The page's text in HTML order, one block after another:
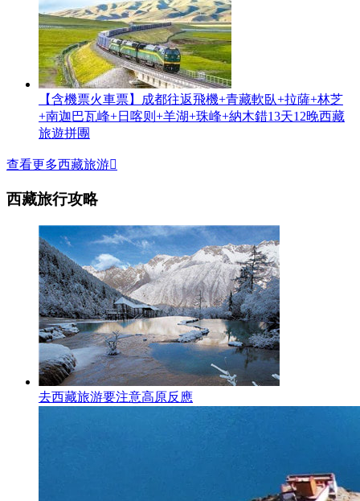
【含機票火車票】成都往返飛機+青藏軟臥+拉薩+林芝
+南迦巴瓦峰+日喀则+羊湖+珠峰+納木錯13天12晚西藏
旅遊拼團
查看更多西藏旅游
西藏旅行攻略
去西藏旅游要注意高原反應